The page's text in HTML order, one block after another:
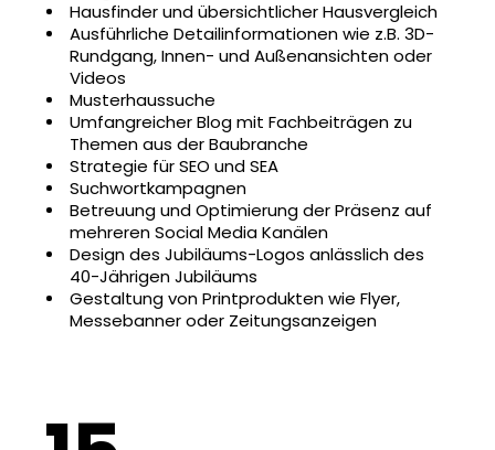
Hausfinder und übersichtlicher Hausvergleich
Ausführliche Detailinformationen wie z.B. 3D-
Rundgang, Innen- und Außenansichten oder
Videos
Musterhaussuche
Umfangreicher Blog mit Fachbeiträgen zu
Themen aus der Baubranche
Strategie für SEO und SEA
Suchwortkampagnen
Betreuung und Optimierung der Präsenz auf
mehreren Social Media Kanälen
Design des Jubiläums-Logos anlässlich des
40-Jährigen Jubiläums
Gestaltung von Printprodukten wie Flyer,
Messebanner oder Zeitungsanzeigen